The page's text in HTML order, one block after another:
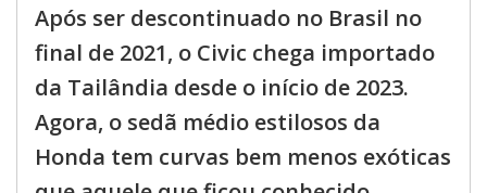
Após ser descontinuado no Brasil no
final de 2021, o Civic chega importado
da Tailândia desde o início de 2023.
Agora, o sedã médio estilosos da
Honda tem curvas bem menos exóticas